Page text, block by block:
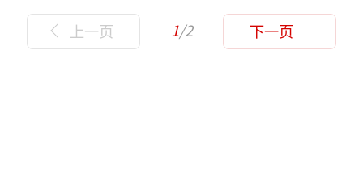
上一页 1/2 下一页